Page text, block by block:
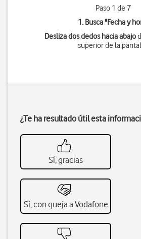
Paso 1 de 7
1. Busca "Fecha y
Desliza dos dedos hacia abajo
superior de la
¿Te ha resultado útil esta
Sí, gracias
Sí, con queja a Vodafone